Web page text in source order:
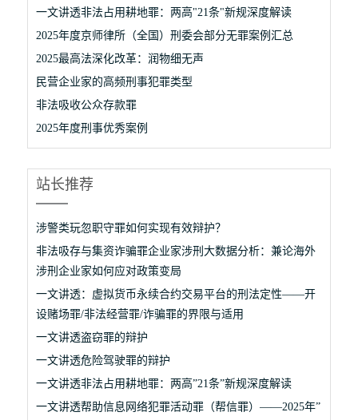
一文讲透非法占用耕地罪：两高"21条"新规深度解读
2025年度京师律所（全国）刑委会部分无罪案例汇总
2025最高法深化改革：润物细无声
民营企业家的高频刑事犯罪类型
非法吸收公众存款罪
2025年度刑事优秀案例
站长推荐
涉警类玩忽职守罪如何实现有效辩护？
非法吸存与集资诈骗罪企业家涉刑大数据分析：兼论海外
涉刑企业家如何应对政策变局
一文讲透：虚拟货币永续合约交易平台的刑法定性——开
设赌场罪/非法经营罪/诈骗罪的界限与适用
一文讲透盗窃罪的辩护
一文讲透危险驾驶罪的辩护
一文讲透非法占用耕地罪：两高”21条”新规深度解读
一文讲透帮助信息网络犯罪活动罪（帮信罪）——2025年”